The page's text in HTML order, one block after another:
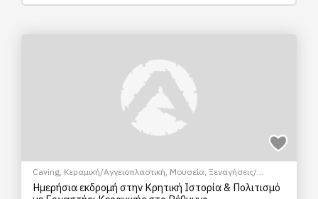
Caving, Κεραμική/Αγγειοπλαστική, Μουσεία, Ξεναγήσεις/
Αξιοθέατα
Πολιτιστικά - Πολιτισμικά Σεμινάρια & Μαθήματα
Ημερήσια εκδρομή στην Κρητική Ιστορία & Πολιτισμό